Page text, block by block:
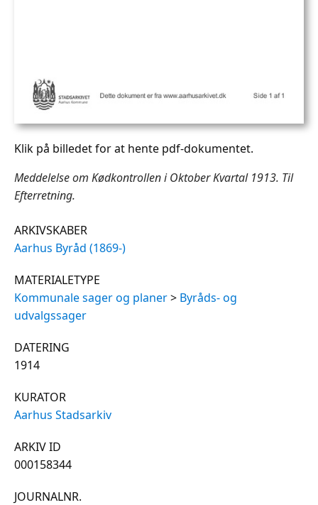
Klik på billedet for at hente pdf-dokumentet.
Meddelelse om Kødkontrollen i Oktober Kvartal 1913. Til
Efterretning.
ARKIVSKABER
Aarhus Byråd (1869-)
MATERIALETYPE
Kommunale sager og planer> Byråds- og
udvalgssager
DATERING
1914
KURATOR
Aarhus Stadsarkiv
ARKIV ID
000158344
JOURNALNR.